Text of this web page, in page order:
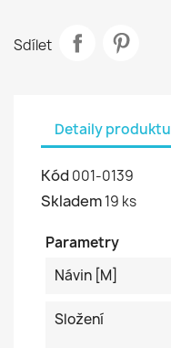
Sdílet
Detaily produktu
Kód 001-0139
Skladem19 ks
Parametry
Návin [m]
Složení